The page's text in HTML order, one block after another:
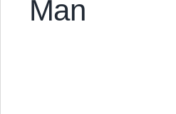
Man